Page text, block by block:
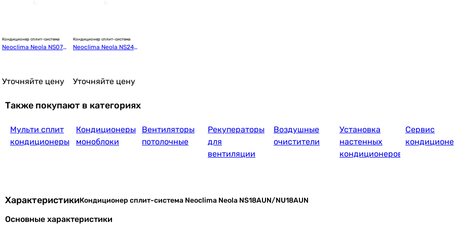
29 899грн
25 952грн
36 899грн
Кондиционер сплит-система
Neoclima Neola NS07A
Уточняйте цену
Кондиционер сплит-система
Neoclima Neola NS24A
Уточняйте цену
Также покупают в категориях
Мульти сплит
кондиционеры
Кондиционеры
моноблоки
Вентиляторы
потолочные
Рекуператоры
для
вентиляции
Воздушные
очистители
Установка
настенных
кондиционеров
Сервис
ХарактеристикиКондиционер сплит-система Neoclima Neola NS18AUN/NU18AUN
Основные характеристики